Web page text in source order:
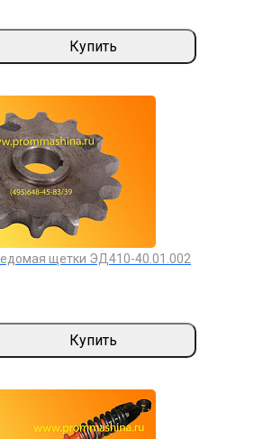
Купить
щетки ЭД410-40.01.002
Купить